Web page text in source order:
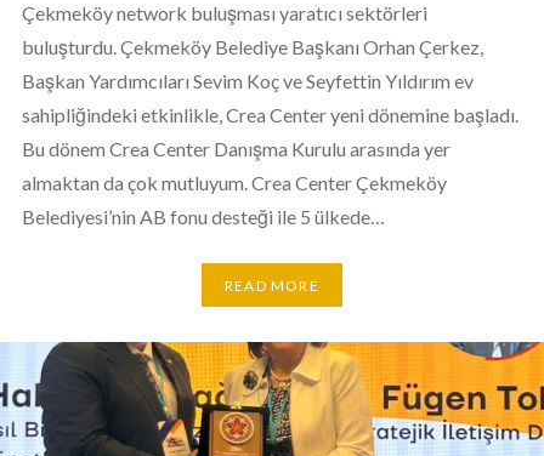
Çekmeköy network buluşması yaratıcı sektörleri
buluşturdu. Çekmeköy Belediye Başkanı Orhan Çerkez,
Başkan Yardımcıları Sevim Koç ve Seyfettin Yıldırım ev
sahipliğindeki etkinlikle, Crea Center yeni dönemine başladı.
Bu dönem Crea Center Danışma Kurulu arasında yer
almaktan da çok mutluyum. Crea Center Çekmeköy
Belediyesi’nin AB fonu desteği ile 5 ülkede…
READ MORE